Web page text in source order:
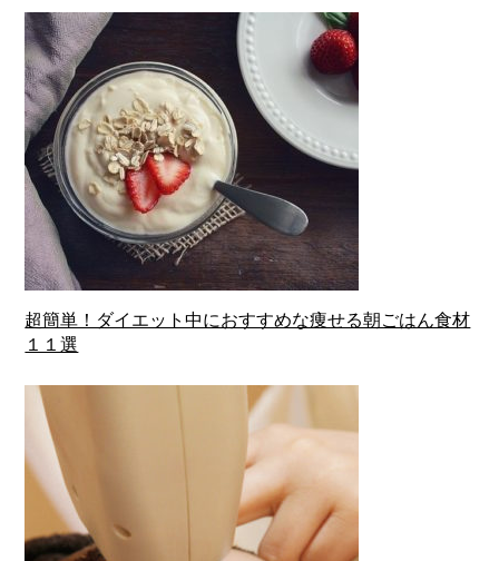
超簡単！ダイエット中におすすめな痩せる朝ごはん食材
１１選